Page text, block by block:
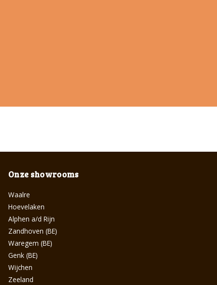
Onze showrooms
Waalre
Hoevelaken
Alphen a/d Rijn
Zandhoven (BE)
Waregem (BE)
Genk (BE)
Wijchen
Zeeland